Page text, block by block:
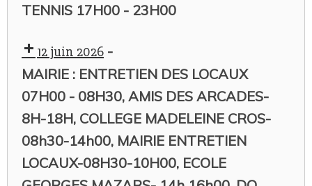
TENNIS 17H00 - 23H00
12 juin 2026 -
MAIRIE : ENTRETIEN DES LOCAUX
07H00 - 08H30, AMIS DES ARCADES-
8H-18H, COLLEGE MADELEINE CROS-
08h30-14h00, MAIRIE ENTRETIEN
LOCAUX-08H30-10H00, ECOLE